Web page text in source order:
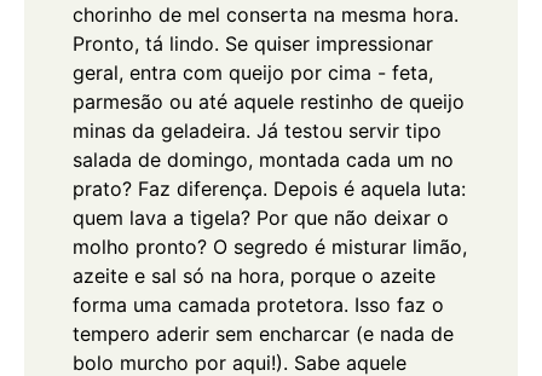
chorinho de mel conserta na mesma hora.
Pronto, tá lindo. Se quiser impressionar
geral, entra com queijo por cima - feta,
parmesão ou até aquele restinho de queijo
minas da geladeira. Já testou servir tipo
salada de domingo, montada cada um no
prato? Faz diferença. Depois é aquela luta:
quem lava a tigela? Por que não deixar o
molho pronto? O segredo é misturar limão,
azeite e sal só na hora, porque o azeite
forma uma camada protetora. Isso faz o
tempero aderir sem encharcar (e nada de
bolo murcho por aqui!). Sabe aquele